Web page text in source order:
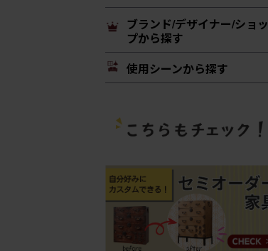
ブランド/デザイナー/ショッ
プから探す
使用シーンから探す